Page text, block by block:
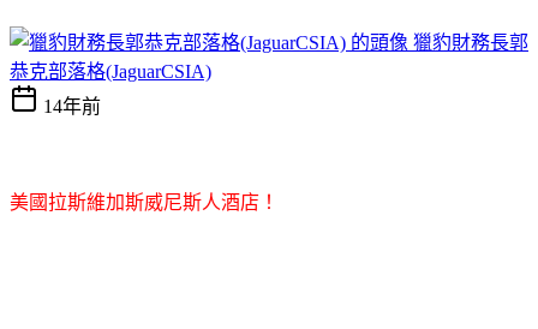
獵豹財務長郭
恭克部落格(JaguarCSIA)
14年前
美國拉斯維加斯威尼斯人酒店！